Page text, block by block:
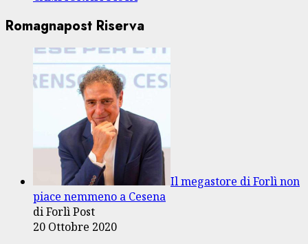
Romagnapost Riserva
Il megastore di Forlì non
piace nemmeno a Cesena
di Forlì Post
20 Ottobre 2020